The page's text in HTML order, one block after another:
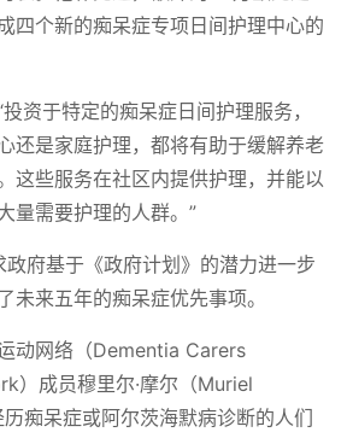
四个新的痴呆症专项日间护理中心的
资于特定的痴呆症日间护理服务，
还是家庭护理，都将有助于缓解养老
这些服务在社区内提供护理，并能以
量需要护理的人群。”
政府基于《政府计划》的潜力进一步
未来五年的痴呆症优先事项。
动网络（Dementia Carers
）成员穆里尔·摩尔（Muriel
痴呆症或阿尔茨海默病诊断的人们